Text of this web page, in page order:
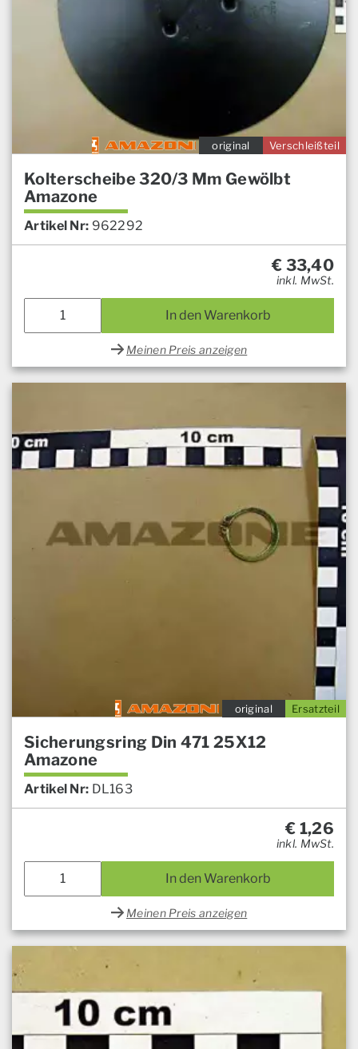
Verschleißteil
original
Kolterscheibe 320/3 Mm Gewölbt
Amazone
Artikel Nr: 962292
€ 33,40
inkl. MwSt.
In den Warenkorb
Meinen Preis anzeigen
Ersatzteil
original
Sicherungsring Din 471 25X12
Amazone
Artikel Nr: DL163
€ 1,26
inkl. MwSt.
In den Warenkorb
Meinen Preis anzeigen